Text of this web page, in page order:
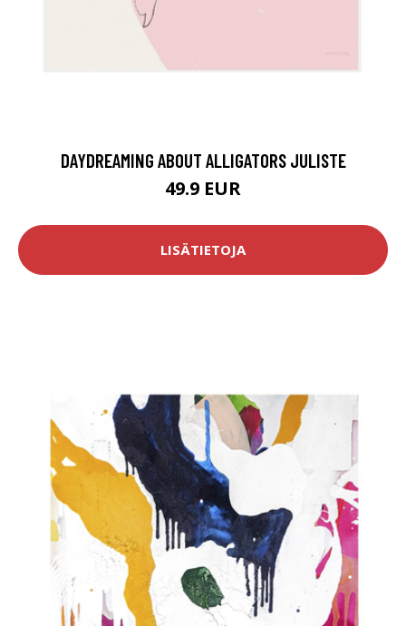
DAYDREAMING ABOUT ALLIGATORS JULISTE
49.9 EUR
LISÄTIETOJA